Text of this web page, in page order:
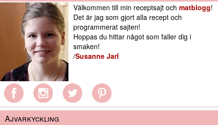
Välkommen till min receptsajt och matblogg!
Det är jag som gjort alla recept och
programmerat sajten!
Hoppas du hittar något som faller dig i
smaken!
/Susanne Jarl
Ajvarkyckling